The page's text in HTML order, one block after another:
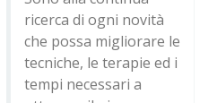
ricerca di ogni novità
che possa migliorare le
tecniche, le terapie ed i
tempi necessari a